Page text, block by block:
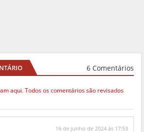
6 Comentários
aqui. Todos os comentários são revisados
16 de junho de 2024 às 17:53